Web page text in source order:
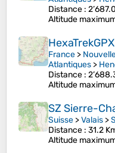
Distance :
Altitude
HexaTrekGPX
France >
Atlantiques >
Distance :
Altitude
SZ Sierre-
Suisse >Valais >
Distance : 31.2
Altitude